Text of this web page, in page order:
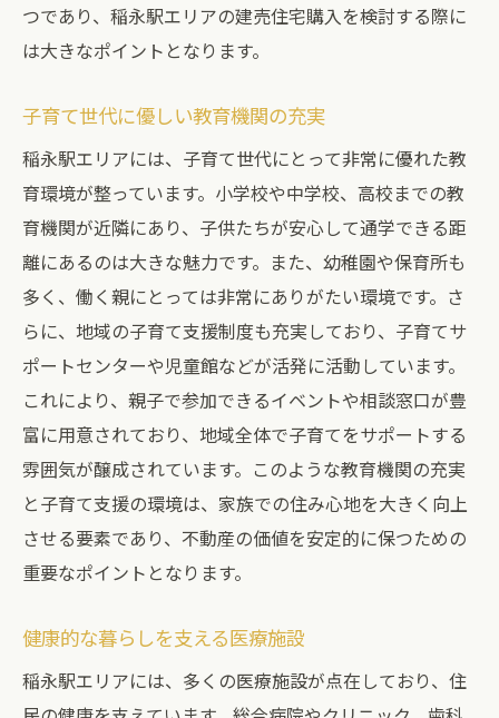
つであり、稲永駅エリアの建売住宅購入を検討する際に
は大きなポイントとなります。
子育て世代に優しい教育機関の充実
稲永駅エリアには、子育て世代にとって非常に優れた教
育環境が整っています。小学校や中学校、高校までの教
育機関が近隣にあり、子供たちが安心して通学できる距
離にあるのは大きな魅力です。また、幼稚園や保育所も
多く、働く親にとっては非常にありがたい環境です。さ
らに、地域の子育て支援制度も充実しており、子育てサ
ポートセンターや児童館などが活発に活動しています。
これにより、親子で参加できるイベントや相談窓口が豊
富に用意されており、地域全体で子育てをサポートする
雰囲気が醸成されています。このような教育機関の充実
と子育て支援の環境は、家族での住み心地を大きく向上
させる要素であり、不動産の価値を安定的に保つための
重要なポイントとなります。
健康的な暮らしを支える医療施設
稲永駅エリアには、多くの医療施設が点在しており、住